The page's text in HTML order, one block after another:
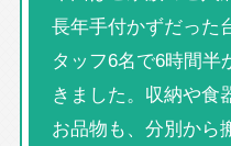
長年手付かずだった
タッフ6名で6時間
きました。収納や食
お品物も、分別から